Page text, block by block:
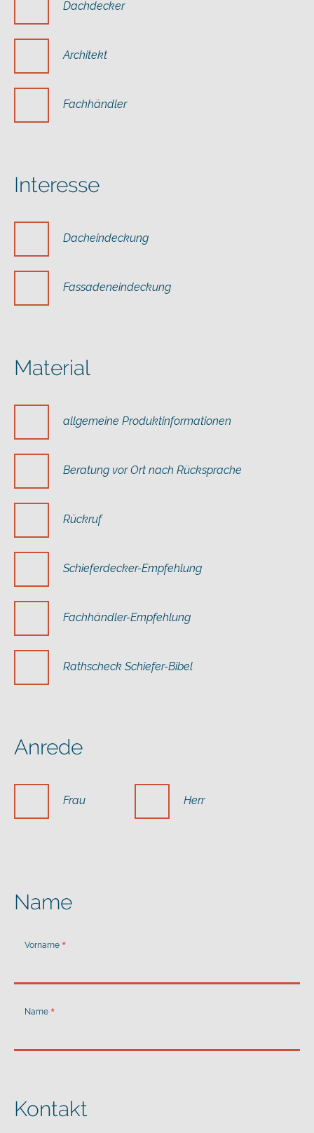
Dachdecker
Architekt
Fachhändler
Interesse
Dacheindeckung
Fassadeneindeckung
Material
allgemeine Produktinformationen
Beratung vor Ort nach Rücksprache
Rückruf
Schieferdecker-Empfehlung
Fachhändler-Empfehlung
Rathscheck Schiefer-Bibel
Anrede
Frau Herr
Name
Vorname
Name
Kontakt